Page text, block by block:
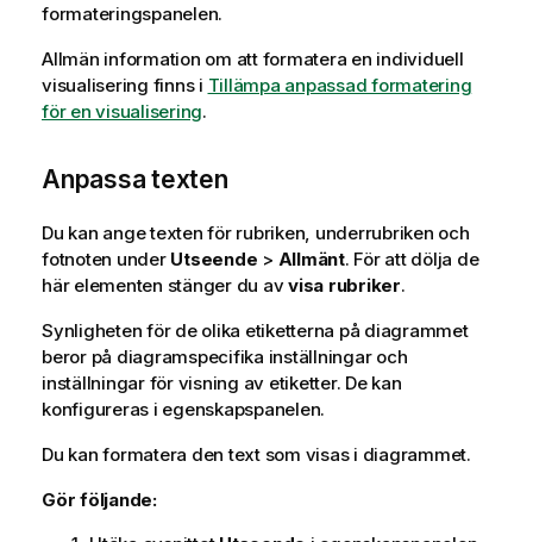
formateringspanelen.
Allmän information om att formatera en individuell
visualisering finns i Tillämpa anpassad formatering
för en visualisering.
Anpassa texten
Du kan ange texten för rubriken, underrubriken och
fotnoten under Utseende > Allmänt. För att dölja de
här elementen stänger du avvisa rubriker.
Synligheten för de olika etiketterna på diagrammet
beror på diagramspecifika inställningar och
inställningar för visning av etiketter. De kan
konfigureras i egenskapspanelen.
Du kan formatera den text som visas i diagrammet.
Gör följande: